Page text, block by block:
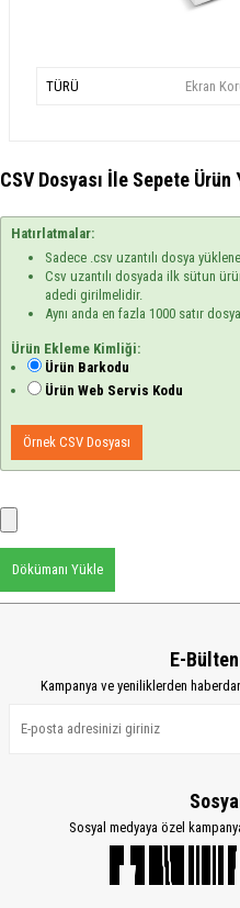
TÜRÜ Ekran
CSV Dosyası İle Sepete Ürün
Hatırlatmalar:
Sadece .csv uzantılı dosya
Csv uzantılı dosyada ilk sütun
adedi girilmelidir.
Aynı anda en fazla 1000 satır
Ürün Ekleme Kimliği:
Ürün Barkodu
Ürün Web Servis Kodu
Örnek CSV Dosyası
Dökümanı Yükle
E-
Kampanya ve yeniliklerden
Sosyal medyaya özel